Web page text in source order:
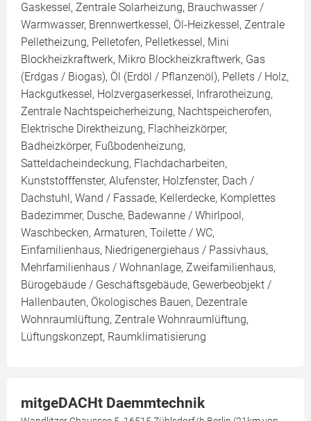
Gaskessel, Zentrale Solarheizung, Brauchwasser /
Warmwasser, Brennwertkessel, Öl-Heizkessel, Zentrale
Pelletheizung, Pelletofen, Pelletkessel, Mini
Blockheizkraftwerk, Mikro Blockheizkraftwerk, Gas
(Erdgas / Biogas), Öl (Erdöl / Pflanzenöl), Pellets / Holz,
Hackgutkessel, Holzvergaserkessel, Infrarotheizung,
Zentrale Nachtspeicherheizung, Nachtspeicherofen,
Elektrische Direktheizung, Flachheizkörper,
Badheizkörper, Fußbodenheizung,
Satteldacheindeckung, Flachdacharbeiten,
Kunststofffenster, Alufenster, Holzfenster, Dach /
Dachstuhl, Wand / Fassade, Kellerdecke, Komplettes
Badezimmer, Dusche, Badewanne / Whirlpool,
Waschbecken, Armaturen, Toilette / WC,
Einfamilienhaus, Niedrigenergiehaus / Passivhaus,
Mehrfamilienhaus / Wohnanlage, Zweifamilienhaus,
Bürogebäude / Geschäftsgebäude, Gewerbeobjekt /
Hallenbauten, Ökologisches Bauen, Dezentrale
Wohnraumlüftung, Zentrale Wohnraumlüftung,
Lüftungskonzept, Raumklimatisierung
mitgeDACHt Daemmtechnik